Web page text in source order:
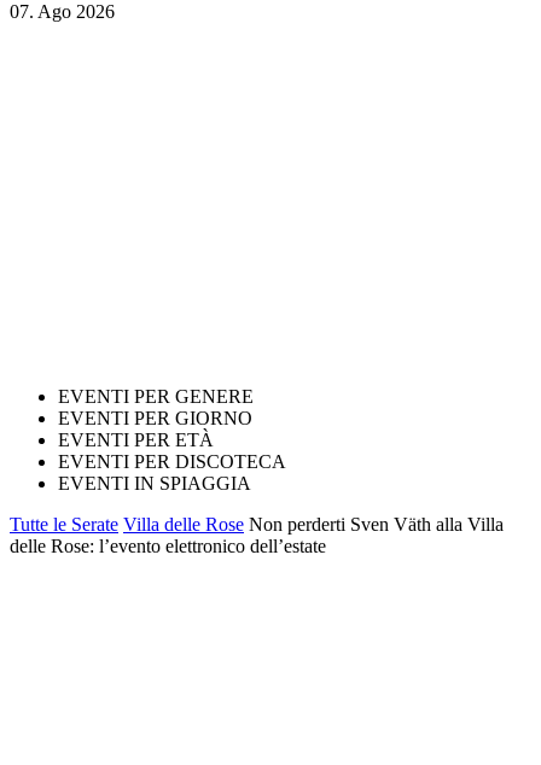
07. Ago 2026
EVENTI PER GENERE
EVENTI PER GIORNO
EVENTI PER ETÀ
EVENTI PER DISCOTECA
EVENTI IN SPIAGGIA
Tutte le Serate Villa delle Rose Non perderti Sven Väth alla Villa
delle Rose: l’evento elettronico dell’estate